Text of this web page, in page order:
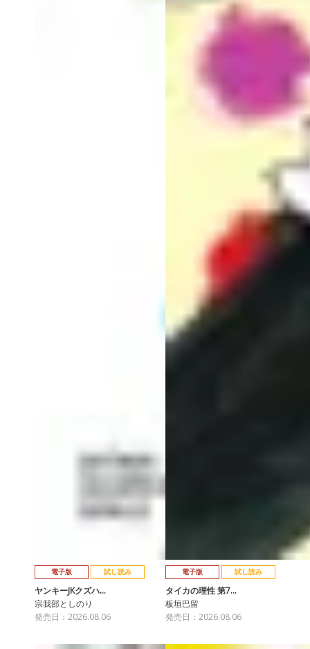
電子版 試し読み
ヤンキーJKクズハ…
宗我部としのり
発売日：2026.08.06
電子版 試し読み
タイカの理性 第7…
板垣巴留
発売日：2026.08.06